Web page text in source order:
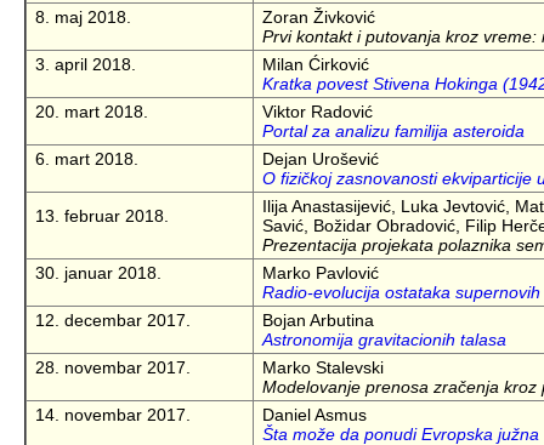
8. maj 2018.
Zoran Živković
Prvi kontakt i putovanja kroz
3. april 2018.
Milan Ćirković
Kratka povest Stivena Hokinga
20. mart 2018.
Viktor Radović
Portal za analizu familija asteroida
6. mart 2018.
Dejan Urošević
O fizičkoj zasnovanosti ekviparticije
13. februar 2018.
Ilija Anastasijević, Luka Jevtović,
Savić, Božidar Obradović, Filip
Prezentacija projekata polaznika
30. januar 2018.
Marko Pavlović
Radio-evolucija ostataka
12. decembar 2017.
Bojan Arbutina
Astronomija gravitacionih talasa
28. novembar 2017.
Marko Stalevski
Modelovanje prenosa zračenja
14. novembar 2017.
Daniel Asmus
Šta može da ponudi Evropska